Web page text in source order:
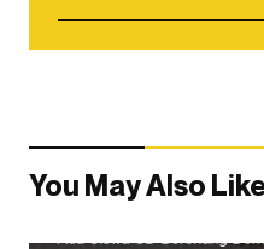
You May Also